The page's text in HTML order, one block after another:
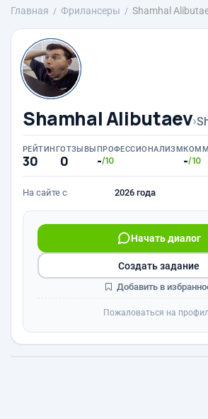
Главная Фрилансеры Shamhal
Shamhal Alibutaev›
РЕЙТИНГ
30
ОТЗЫВЫ
0
ПРОФЕССИОНАЛИЗМ
-/10 -/10
На сайте с 2026 года
Начать диалог
Создать задание
Добавить в
Пожаловаться на